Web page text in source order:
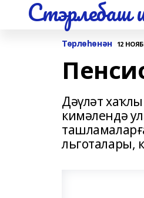
Стэрлебаш
Төрлөһөнән 12
Дәүләт
кимәлендә
льготалары,